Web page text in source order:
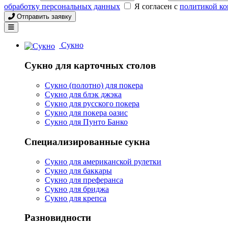
обработку персональных данных
Я согласен с политикой
Отправить заявку
Сукно
Сукно для карточных столов
Сукно (полотно) для покера
Сукно для блэк джэка
Сукно для русского покера
Сукно для покера оазис
Сукно для Пунто Банко
Специализированные сукна
Сукно для американской рулетки
Сукно для баккары
Сукно для преферанса
Сукно для бриджа
Сукно для крепса
Разновидности